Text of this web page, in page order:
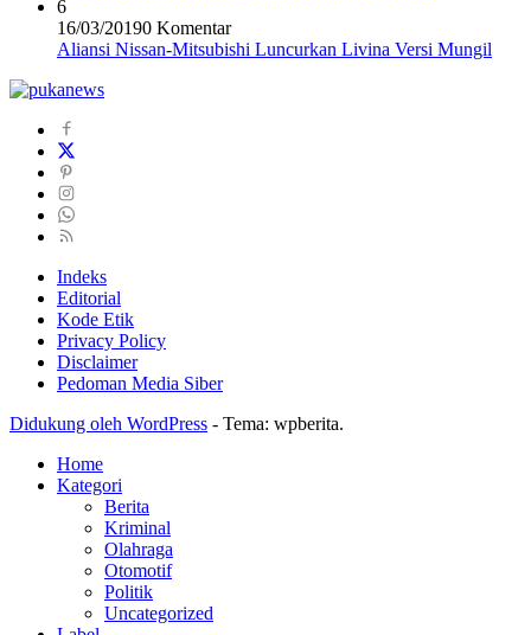
6
16/03/20190 Komentar
Aliansi Nissan-Mitsubishi Luncurkan Livina Versi Mungil
Indeks
Editorial
Kode Etik
Privacy Policy
Disclaimer
Pedoman Media Siber
Didukung oleh WordPress - Tema: wpberita.
Home
Kategori
Berita
Kriminal
Olahraga
Otomotif
Politik
Uncategorized